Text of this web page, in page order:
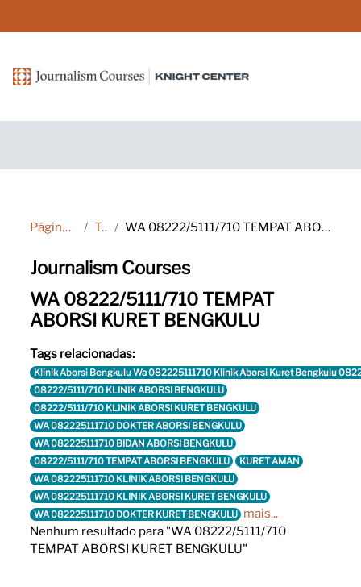
Página inicial Tags WA 08222/5111/710 TEMPAT ABORSI KURET BENGKULU
Journalism Courses
WA 08222/5111/710 TEMPAT
ABORSI KURET BENGKULU
Tags relacionadas:
Klinik Aborsi Bengkulu Wa 082225111710 Klinik Aborsi Kuret Bengkulu
08222/5111/710 KLINIK ABORSI BENGKULU
08222/5111/710 KLINIK ABORSI KURET BENGKULU
WA 082225111710 DOKTER ABORSI BENGKULU
WA 082225111710 BIDAN ABORSI BENGKULU
08222/5111/710 TEMPAT ABORSI BENGKULU
KURET AMAN
WA 082225111710 KLINIK ABORSI BENGKULU
WA 082225111710 KLINIK ABORSI KURET BENGKULU
WA 082225111710 DOKTER KURET BENGKULU mais...
Nenhum resultado para "WA 08222/5111/710
TEMPAT ABORSI KURET BENGKULU"